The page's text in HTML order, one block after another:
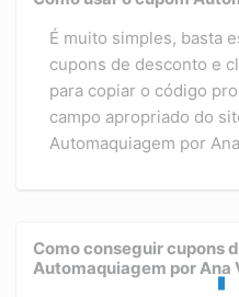
É muito simples, basta
cupons de desconto e
para copiar o código
campo apropriado do
Automaquiagem por
Como conseguir cupons
Automaquiagem por Ana